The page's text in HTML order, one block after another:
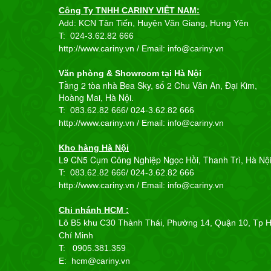
Công Ty TNHH CARINY VIỆT NAM:
Add: KCN Tân Tiến, Huyện Văn Giang, Hưng Yên
T: 024-3.62.82 666
http://www.cariny.vn / Email: info@cariny.vn
Văn phòng & Showroom tại Hà Nội
Tầng 2 tòa nhà Bea Sky, số 2 Chu Văn An, Đại Kim,
Hoàng Mai, Hà Nội.
T: 083.62.82 666/ 024-3.62.82 666
http://www.cariny.vn / Email: info@cariny.vn
Kho hàng Hà Nội
L9 CN5 Cụm Công Nghiệp Ngọc Hồi, Thanh Trì, Hà Nội
T: 083.62.82 666/ 024-3.62.82 666
http://www.cariny.vn / Email: info@cariny.vn
Chi nhánh HCM :
Lô B5 khu C30 Thành Thái, Phường 14, Quận 10, Tp
Chí Minh
T: 0905.381.359
E: hcm@cariny.vn